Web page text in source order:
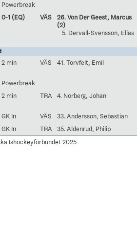
Powerbreak
0-1 (EQ) VÄS
26. Von Der Geest, Marcus
(2)
5. Dervall-Svensson, Elias
2 min VÄS 41. Torvfelt, Emil
Powerbreak
2 min TRA 4. Norberg, Johan
GK In VÄS
33. Andersson, Sebastian
GK In TRA
35. Aldenrud, Philip
Ishockeyförbundet 2025